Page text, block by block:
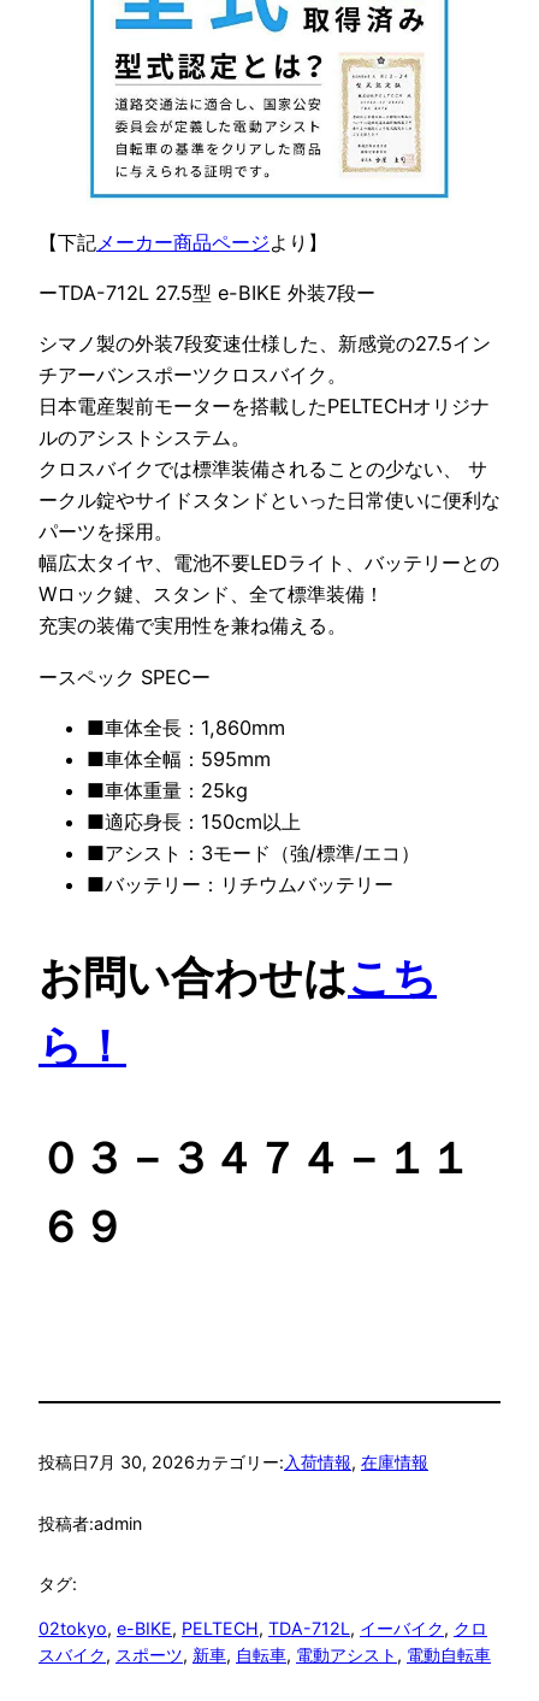
【下記 メーカー商品ページより】
ーTDA-712L 27.5型 e-BIKE 外装7段ー
シマノ製の外装7段変速仕様した、新感覚の27.5イン
チアーバンスポーツクロスバイク。
日本電産製前モーターを搭載したPELTECHオリジナ
ルのアシストシステム。
クロスバイクでは標準装備されることの少ない、 サ
ークル錠やサイドスタンドといった日常使いに便利な
パーツを採用。
幅広太タイヤ、電池不要LEDライト、バッテリーとの
Wロック鍵、スタンド、全て標準装備！
充実の装備で実用性を兼ね備える。
ースペック SPECー
■車体全長：1,860mm
■車体全幅：595mm
■車体重量：25kg
■適応身長：150cm以上
■アシスト：3モード（強/標準/エコ）
■バッテリー：リチウムバッテリー
お問い合わせはこち
ら！
０３－３４７４－１１
６９
投稿日7月 30, 2026カテゴリー: 入荷情報, 在庫情報
投稿者:admin
タグ:
02tokyo, e-BIKE, PELTECH, TDA-712L, イーバイク, クロ
スバイク, スポーツ, 新車, 自転車, 電動アシスト , 電動自転車